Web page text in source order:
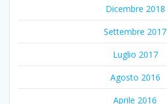
Dicembre 2018
Settembre 2017
Luglio 2017
Agosto 2016
Aprile 2016